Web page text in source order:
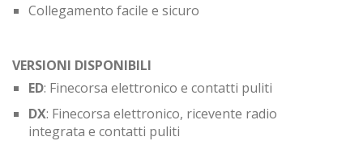
Collegamento facile e sicuro
VERSIONI DISPONIBILI
ED: Finecorsa elettronico e contatti puliti
DX: Finecorsa elettronico, ricevente radio
integrata e contatti puliti